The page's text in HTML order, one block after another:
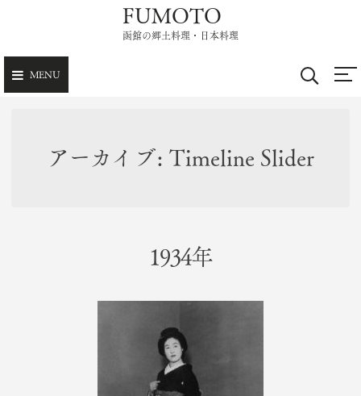
content
FUMOTO
函館の郷土料理・日本料理
MENU
アーカイブ: Timeline Slider
1934年